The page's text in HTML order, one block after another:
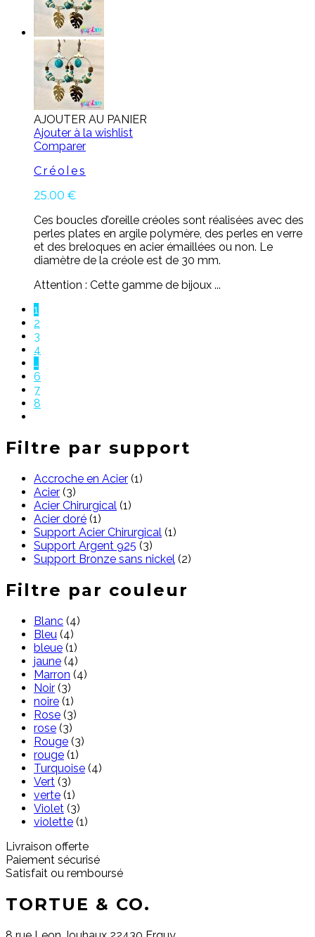
AJOUTER AU PANIER
Ajouter à la wishlist
Comparer
Créoles
25.00 €
Ces boucles d’oreille créoles sont réalisées avec des
perles plates en argile polymère, des perles en verre
et des breloques en acier émaillées ou non. Le
diamètre de la créole est de 30 mm.
Attention : Cette gamme de bijoux ...
1
2
3
4
…
6
7
8
Filtre par support
Accroche en Acier (1)
Acier (3)
Acier Chirurgical (1)
Acier doré (1)
Support Acier Chirurgical (1)
Support Argent 925 (3)
Support Bronze sans nickel (2)
Filtre par couleur
Blanc (4)
Bleu (4)
bleue (1)
jaune (4)
Marron (4)
Noir (3)
noire (1)
Rose (3)
rose (3)
Rouge (3)
rouge (1)
Turquoise (4)
Vert (3)
verte (1)
Violet (3)
violette (1)
Livraison offerte
Paiement sécurisé
Satisfait ou remboursé
TORTUE & CO.